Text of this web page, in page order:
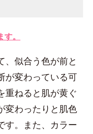
。
、似合う色が前と
が変わっている可
重ねると肌が黄ぐ
変わったりと肌色
す。また、カラー